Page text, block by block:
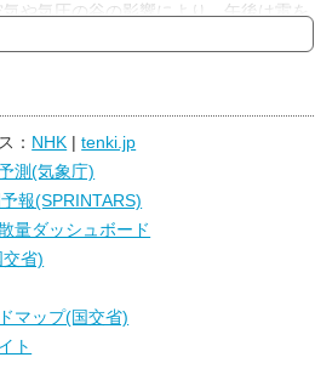
や気圧の谷の影響により、午後は雷を
： NHK |tenki.jp
測(気象庁)
報(SPRINTARS)
量ダッシュボード
交省)
マップ(国交省)
ト